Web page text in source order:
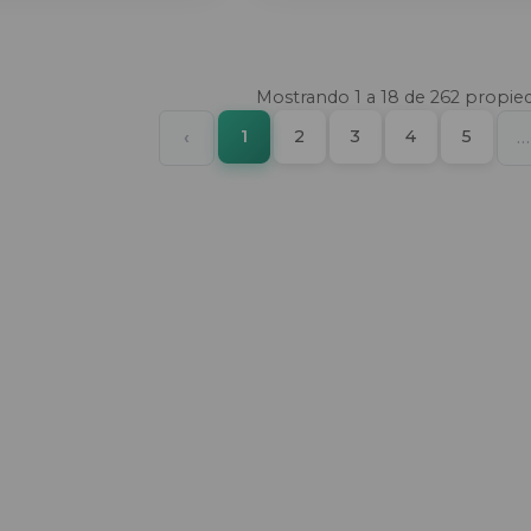
Mostrando 1 a 18 de 262
‹Previous
1(current)
2 3 4 5 …